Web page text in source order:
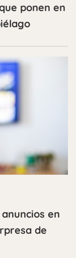
ponen en
en
de